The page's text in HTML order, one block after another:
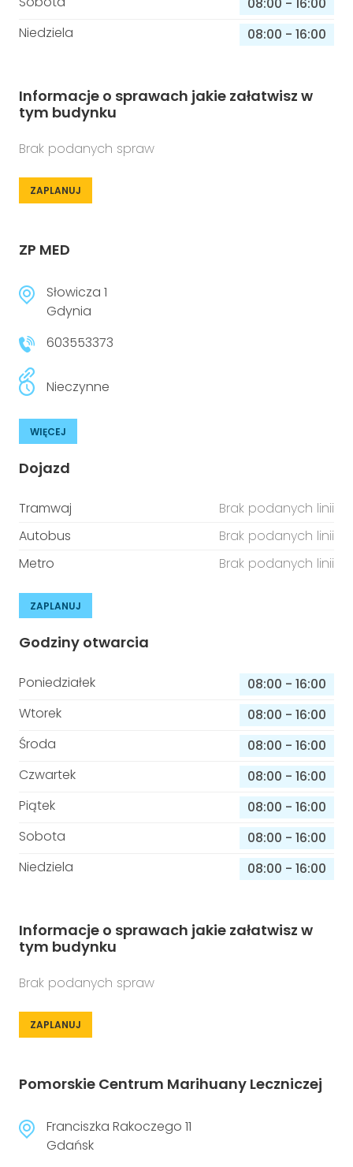
Niedziela
08:00 - 16:00
Informacje o sprawach jakie załatwisz w
tym budynku
Brak podanych spraw
ZAPLANUJ
ZP MED
Słowicza 1
Gdynia
603553373
Nieczynne
WIĘCEJ
Dojazd
Tramwaj
Brak podanych linii
Autobus
Brak podanych linii
Metro
Brak podanych linii
ZAPLANUJ
Godziny otwarcia
Poniedziałek 08:00 - 16:00
Wtorek
08:00 - 16:00
Środa
08:00 - 16:00
Czwartek
08:00 - 16:00
Piątek
08:00 - 16:00
Sobota
08:00 - 16:00
Niedziela
08:00 - 16:00
Informacje o sprawach jakie załatwisz w
tym budynku
Brak podanych spraw
ZAPLANUJ
Pomorskie Centrum Marihuany Leczniczej
Franciszka Rakoczego 11
Gdańsk